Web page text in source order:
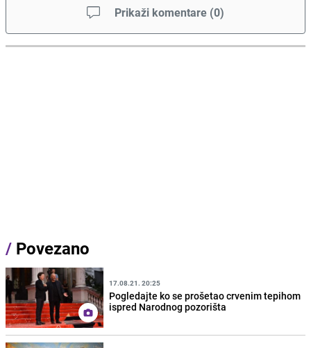
Prikaži komentare (0)
/ Povezano
17.08.21. 20:25
Pogledajte ko se prošetao crvenim tepihom
ispred Narodnog pozorišta